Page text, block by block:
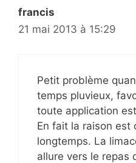
francis
21 mai 2013 à 15:29
Petit problème
temps pluvieux,
toute application
En fait la raison est
longtemps. La
allure vers le repas